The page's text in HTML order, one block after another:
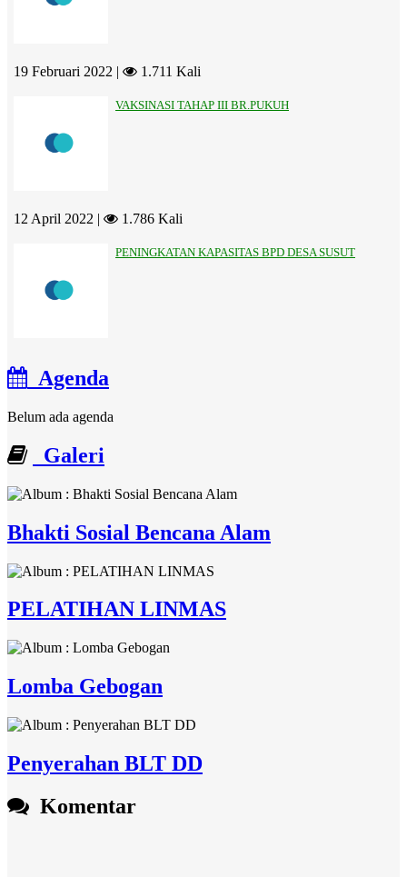
19 Februari 2022 | 1.711 Kali
VAKSINASI TAHAP III BR.PUKUH
12 April 2022 | 1.786 Kali
PENINGKATAN KAPASITAS BPD DESA SUSUT
Agenda
Belum ada agenda
Galeri
Bhakti Sosial Bencana Alam
PELATIHAN LINMAS
Lomba Gebogan
Penyerahan BLT DD
Komentar